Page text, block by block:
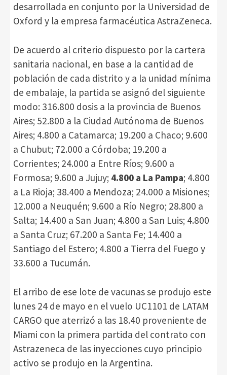
desarrollada en conjunto por la Universidad de
Oxford y la empresa farmacéutica AstraZeneca.
De acuerdo al criterio dispuesto por la cartera
sanitaria nacional, en base a la cantidad de
población de cada distrito y a la unidad mínima
de embalaje, la partida se asignó del siguiente
modo: 316.800 dosis a la provincia de Buenos
Aires; 52.800 a la Ciudad Autónoma de Buenos
Aires; 4.800 a Catamarca; 19.200 a Chaco; 9.600
a Chubut; 72.000 a Córdoba; 19.200 a
Corrientes; 24.000 a Entre Ríos; 9.600 a
Formosa; 9.600 a Jujuy; 4.800 a La Pampa; 4.800
a La Rioja; 38.400 a Mendoza; 24.000 a Misiones;
12.000 a Neuquén; 9.600 a Río Negro; 28.800 a
Salta; 14.400 a San Juan; 4.800 a San Luis; 4.800
a Santa Cruz; 67.200 a Santa Fe; 14.400 a
Santiago del Estero; 4.800 a Tierra del Fuego y
33.600 a Tucumán.
El arribo de ese lote de vacunas se produjo este
lunes 24 de mayo en el vuelo UC1101 de LATAM
CARGO que aterrizó a las 18.40 proveniente de
Miami con la primera partida del contrato con
Astrazeneca de las inyecciones cuyo principio
activo se produjo en la Argentina.